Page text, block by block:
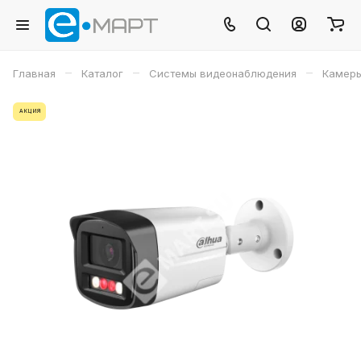
Главная – Каталог – Системы видеонаблюдения –
АКЦИЯ